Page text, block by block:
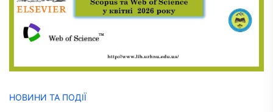
НОВИНИ ТА ПОДІЇ